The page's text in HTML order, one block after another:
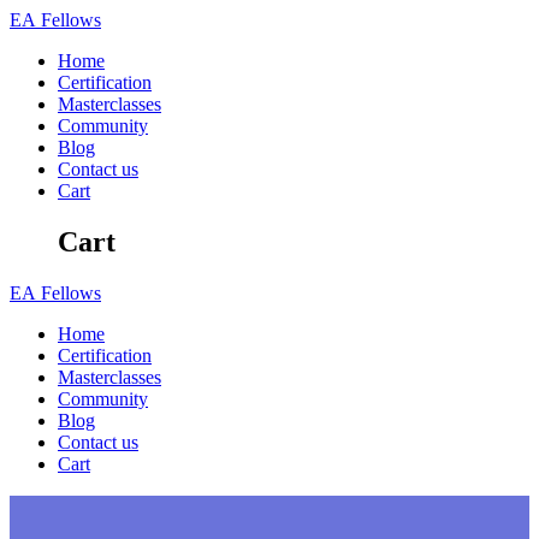
Skip
content
EA Fellows
Home
Certification
Masterclasses
Community
Blog
Contact us
Cart
Cart
EA Fellows
Home
Certification
Masterclasses
Community
Blog
Contact us
Cart